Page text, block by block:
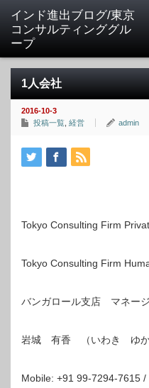
インド進出ブログ/東京
コンサルティンググル
ープ
1人会社
2016-10-3
投稿一覧 経営 admin
Tokyo Consulting Firm
Tokyo Consulting Firm
バンガロール支店 マネー
岩城 有香 （いわき ゆか
Mobile: +91 99-7294-7615 /